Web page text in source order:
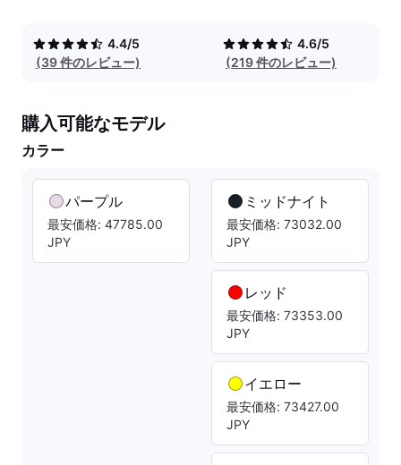
4.4/5
(39 件のレビュー)
4.6/5
(219 件のレビュー)
購入可能なモデル
カラー
パープル
最安価格: 47785.00
JPY
ミッドナイト
最安価格: 73032.00
JPY
レッド
最安価格: 73353.00
JPY
イエロー
最安価格: 73427.00
JPY